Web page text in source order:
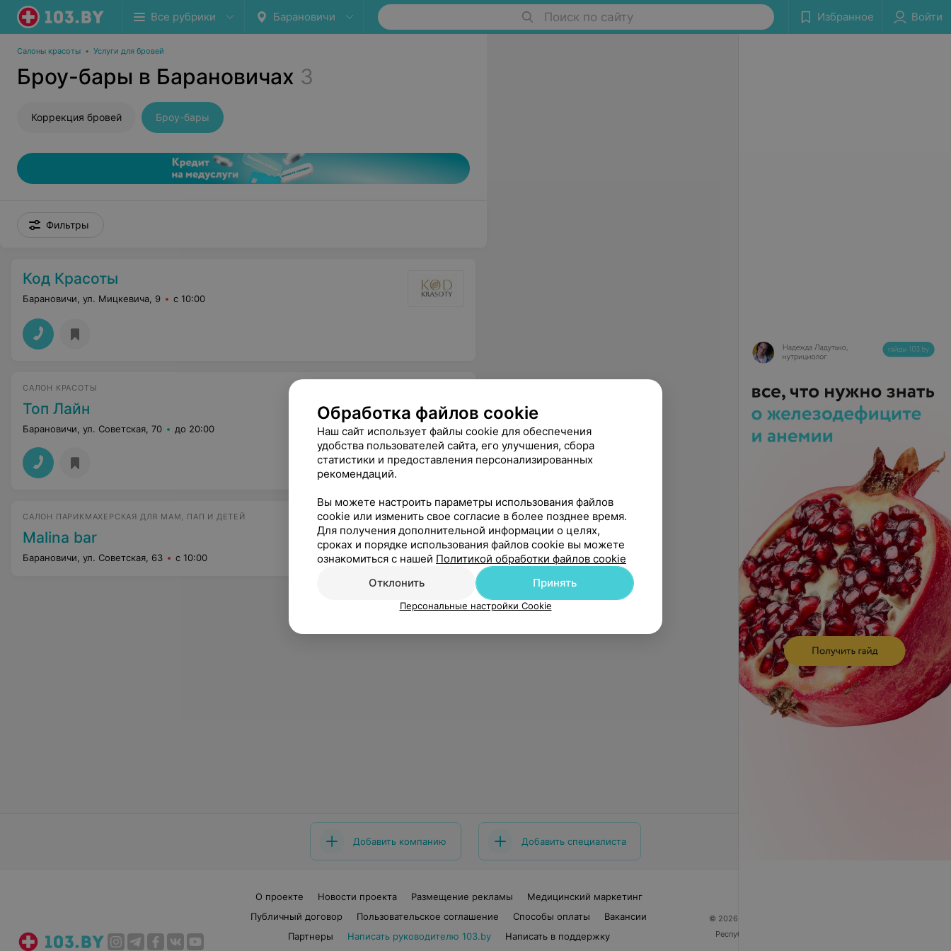
Все рубрики Барановичи Поиск по сайту Избранное Войти
Салоны красоты • Услуги для бровей
Броу-бары в Барановичах 3
Коррекция бровей Броу-бары
Фильтры
Код Красоты
Барановичи, ул. Мицкевича, 9 с 10:00
САЛОН КРАСОТЫ
Топ Лайн
Барановичи, ул. Советская, 70 до 20:00
САЛОН ПАРИКМАХЕРСКАЯ ДЛЯ МАМ, ПАП И ДЕТЕЙ
Malina bar
Барановичи, ул. Советская, 63 с 10:00
Добавить компанию Добавить специалиста
О проекте Новости проекта Размещение рекламы
Медицинский маркетинг
Публичный договор
Пользовательское соглашение Способы оплаты
Вакансии
Партнеры
Написать руководителю 103.by
Написать в поддержку
© 2026 ООО «Артокс Лаб», УНП 191700409
Республика Беларусь, г. Минск, улица Толбухина, 2,
Обработка файлов cookie
Наш сайт использует файлы cookie для обеспечения
удобства пользователей сайта, его улучшения, сбора
статистики и предоставления персонализированных
рекомендаций.
Вы можете настроить параметры использования файлов
cookie или изменить свое согласие в более позднее время.
Для получения дополнительной информации о целях,
сроках и порядке использования файлов cookie вы можете
ознакомиться с нашей Политикой обработки файлов cookie
Отклонить
Принять
Персональные настройки Cookie